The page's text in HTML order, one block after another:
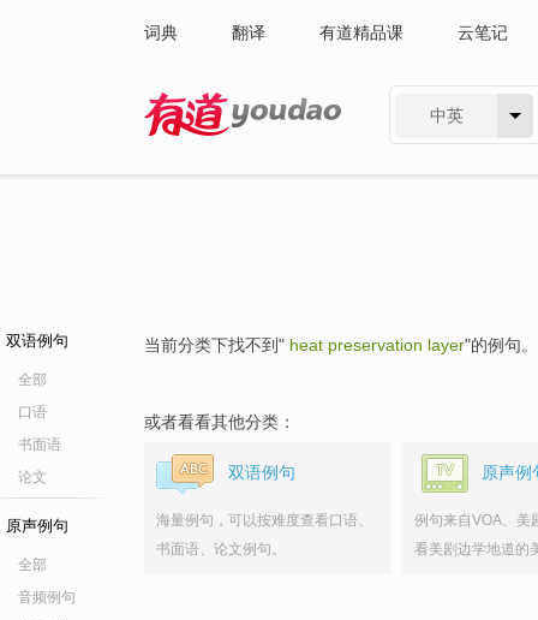
词典 翻译 有道精品课 云笔记
中英
双语例句
全部
口语
书面语
论文
原声例句
全部
音频例句
当前分类下找不到" heat preservation layer"的例句。
或者看看其他分类：
双语例句
海量例句，可以按难度查看口语、
书面语、论文例句。
原声例
例句来自VOA、美
看美剧边学地道的